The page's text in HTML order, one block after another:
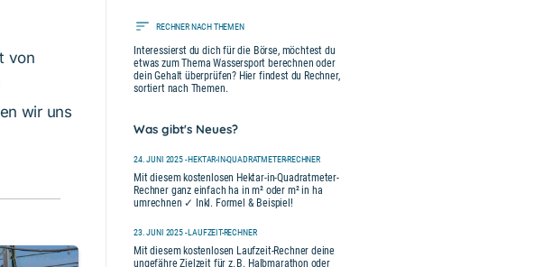
von
wir uns
RECHNER NACH THEMEN
Interessierst du dich für die Börse, möchtest du
etwas zum Thema Wassersport berechnen oder
dein Gehalt überprüfen? Hier findest du Rechner,
sortiert nach Themen.
Was gibt's Neues?
24. JUNI 2025 - HEKTAR-IN-QUADRATMETER-RECHNER
Mit diesem kostenlosen Hektar-in-Quadratmeter-
Rechner ganz einfach ha in m² oder m² in ha
umrechnen ✓ Inkl. Formel & Beispiel!
23. JUNI 2025 - LAUFZEIT-RECHNER
Mit diesem kostenlosen Laufzeit-Rechner deine
ungefähre Zielzeit für z. B. Halbmarathon oder